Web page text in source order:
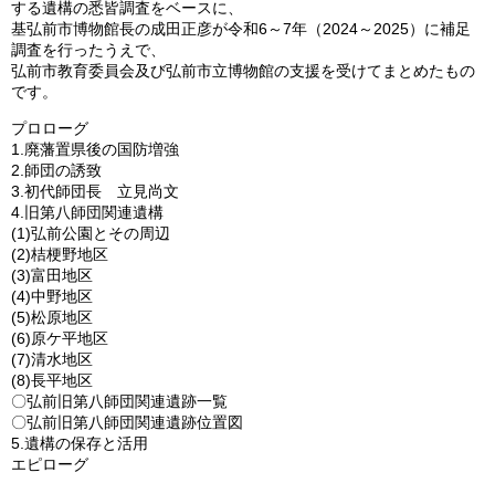
する遺構の悉皆調査をベースに、
基弘前市博物館長の成田正彦が令和6～7年（2024～2025）に補足
調査を行ったうえで、
弘前市教育委員会及び弘前市立博物館の支援を受けてまとめたもの
です。
プロローグ
1.廃藩置県後の国防増強
2.師団の誘致
3.初代師団長 立見尚文
4.旧第八師団関連遺構
(1)弘前公園とその周辺
(2)桔梗野地区
(3)富田地区
(4)中野地区
(5)松原地区
(6)原ケ平地区
(7)清水地区
(8)長平地区
〇弘前旧第八師団関連遺跡一覧
〇弘前旧第八師団関連遺跡位置図
5.遺構の保存と活用
エピローグ